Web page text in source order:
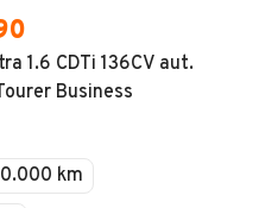
1.6 CDTi 136CV aut.
Business
km